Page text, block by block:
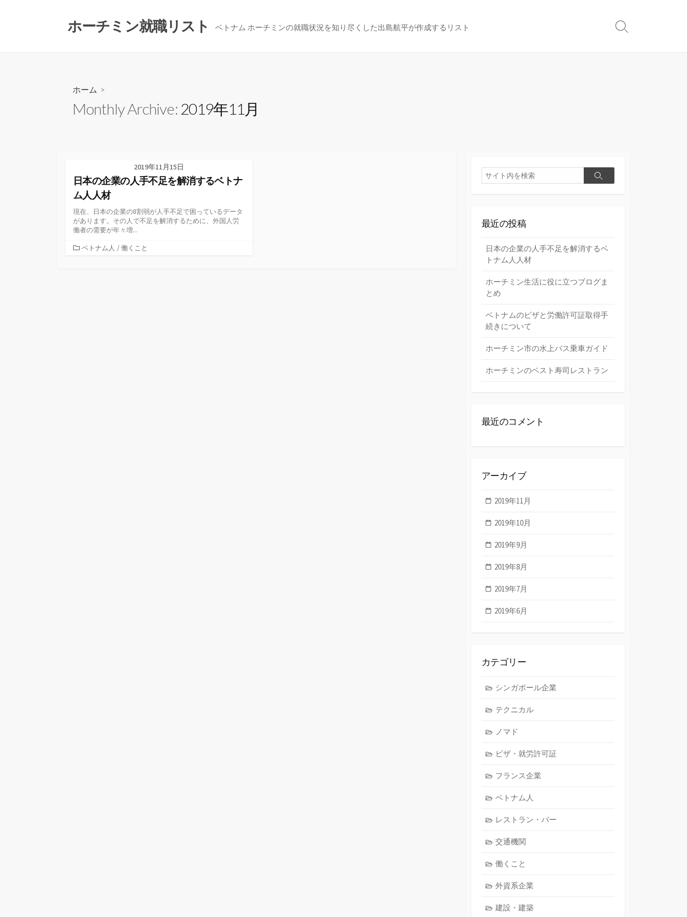
ホーチミン就職リスト ベトナム ホーチミンの就職状況を知り尽くした出島航平が作成するリスト
検
ホーム >
Monthly Archive: 2019年11月
2019年11月15日
日本の企業の人手不足を解消するベトナ
ム人人材
現在、日本の企業の8割弱が人手不足で困っているデータ
があります。その人で不足を解消するために、外国人労
働者の需要が年々増...
カ
ベトナム人 / 働くこと
検
索
検
最近の投稿
日本の企業の人手不足を解消するベ
トナム人人材
ホーチミン生活に役に立つブログま
とめ
ベトナムのビザと労働許可証取得手
続きについて
ホーチミン市の水上バス乗車ガイド
ホーチミンのベスト寿司レストラン
最近のコメント
アーカイブ
2019年11月
2019年10月
2019年9月
2019年8月
2019年7月
2019年6月
カテゴリー
シンガポール企業
テクニカル
ノマド
ビザ・就労許可証
フランス企業
ベトナム人
レストラン・バー
交通機関
働くこと
外資系企業
建設・建築